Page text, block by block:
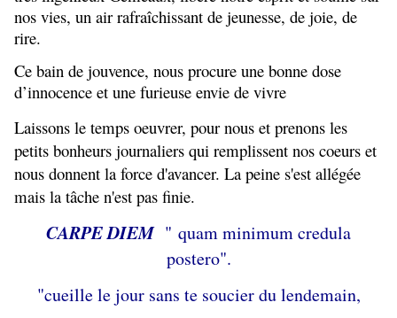
nos vies, un air rafraîchissant de jeunesse, de joie, de
rire.
Ce bain de jouvence, nous procure une bonne dose
d’innocence et une furieuse envie de vivre
Laissons le temps oeuvrer, pour nous et prenons les
petits bonheurs journaliers qui remplissent nos coeurs et
nous donnent la force d'avancer. La peine s'est allégée
mais la tâche n'est pas finie.
CARPE DIEM " quam minimum credula
postero".
"cueille le jour sans te soucier du lendemain,